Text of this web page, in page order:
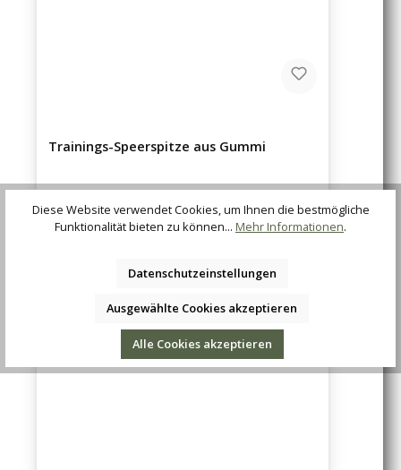
Trainings-Speerspitze aus Gummi
Regulärer Preis:
16,61 €
Diese Website verwendet Cookies, um Ihnen die bestmögliche
Funktionalität bieten zu können... Mehr Informationen.
Datenschutzeinstellungen
Ausgewählte Cookies akzeptieren
Alle Cookies akzeptieren